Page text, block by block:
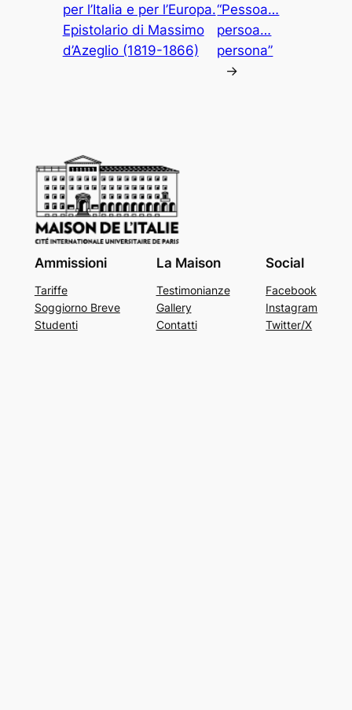
per l’Italia e per l’Europa.
Epistolario di Massimo
d’Azeglio (1819-1866)
“Pessoa…
persoa…
persona”
→
Ammissioni
Tariffe
Soggiorno Breve
Studenti
La Maison
Testimonianze
Gallery
Contatti
Social
Facebook
Instagram
Twitter/X